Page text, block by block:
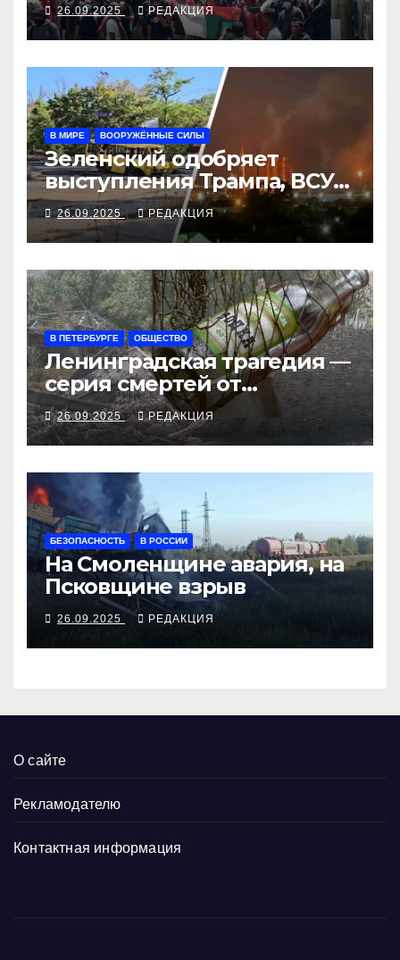
26.09.2025 РЕДАКЦИЯ
В МИРЕ ВООРУЖЁННЫЕ СИЛЫ
Зеленский одобряет
выступления Трампа, ВСУ
закрыли Добропольский
рубеж
26.09.2025 РЕДАКЦИЯ
В ПЕТЕРБУРГЕ ОБЩЕСТВО
Ленинградская трагедия —
серия смертей от
алкосуррогата
26.09.2025 РЕДАКЦИЯ
БЕЗОПАСНОСТЬ В РОССИИ
На Смоленщине авария, на
Псковщине взрыв
26.09.2025 РЕДАКЦИЯ
О сайте
Рекламодателю
Контактная информация